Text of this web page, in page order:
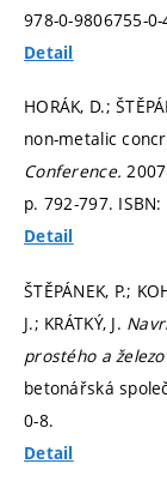
978-0-9806755-0-
Detail
HORÁK, D.;
non-metalic
Conference.
p. 792-797.
Detail
ŠTĚPÁNEK, P.;
J.; KRÁTKÝ, J.
prostého a
betonářská
0-8.
Detail